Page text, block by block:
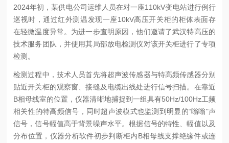
2024年初，某供电公司运维人员在对一座110kV变电站进行例行
巡视时，通过红外测温发现一座10kV高压开关柜的柜体表面存
在轻微温度异常。为进一步查明原因，他们邀请了武汉特高压的
技术服务团队，并使用其局部放电检测仪对该开关柜进行了专项
检测。
检测过程中，技术人员首先将超声波传感器与特高频传感器分别
贴近开关柜的观察窗、接缝及电缆出线处进行信号扫描。在靠近
B相母线室的位置，仪器清晰地捕捉到一组具有50Hz/100Hz工频
相关性的特高频信号，同时超声波模式也监测到明显的“嗡嗡"声
信号，信号幅值高于背景噪声水平。根据信号的特性、幅值以及
分布位置，仪器分析软件初步判断柜内B相母线支撑绝缘件或连